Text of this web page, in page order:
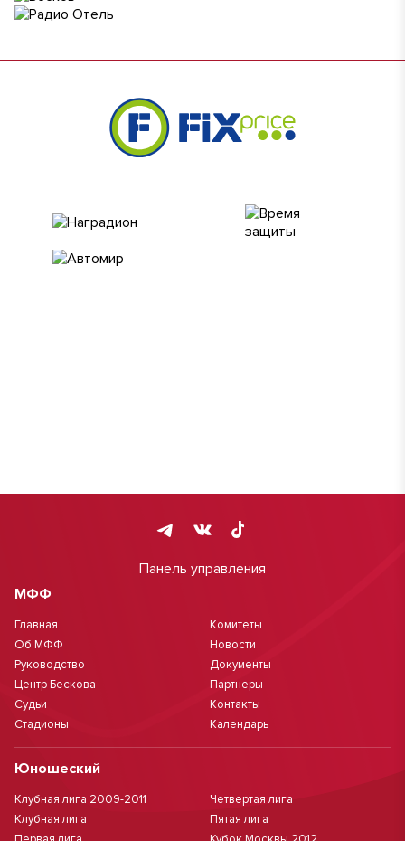
Панель управления
МФФ
Главная
Об МФФ
Руководство
Центр Бескова
Судьи
Стадионы
Комитеты
Новости
Документы
Партнеры
Контакты
Календарь
Юношеский
Клубная лига 2009-2011
Клубная лига
Четвертая лига
Пятая лига